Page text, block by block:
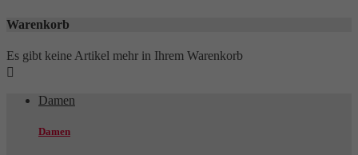
Warenkorb
Es gibt keine Artikel mehr in Ihrem Warenkorb

Damen
Damen